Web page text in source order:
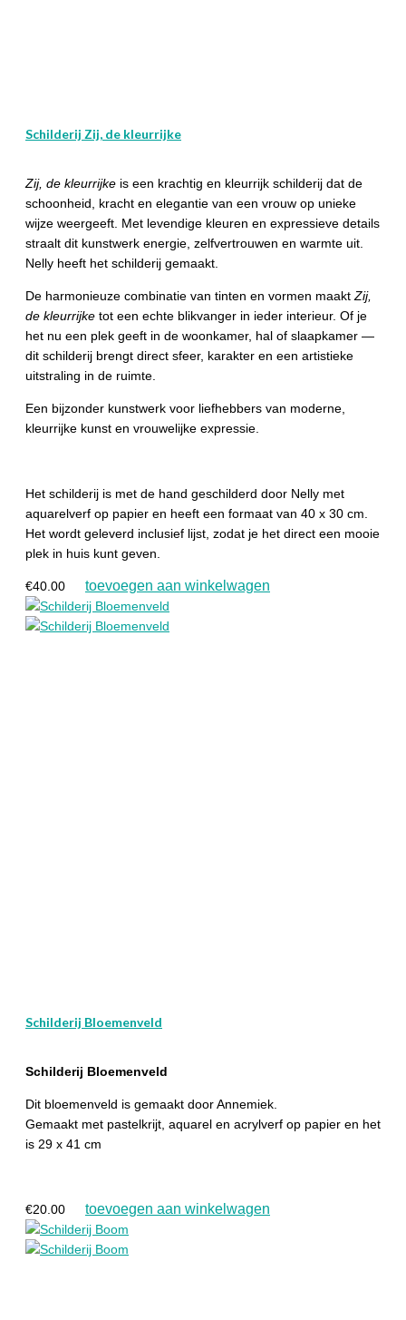
Schilderij Zij, de kleurrijke
Zij, de kleurrijke is een krachtig en kleurrijk schilderij dat de
schoonheid, kracht en elegantie van een vrouw op unieke
wijze weergeeft. Met levendige kleuren en expressieve details
straalt dit kunstwerk energie, zelfvertrouwen en warmte uit.
Nelly heeft het schilderij gemaakt.
De harmonieuze combinatie van tinten en vormen maaktZij,
de kleurrijke tot een echte blikvanger in ieder interieur. Of je
het nu een plek geeft in de woonkamer, hal of slaapkamer —
dit schilderij brengt direct sfeer, karakter en een artistieke
uitstraling in de ruimte.
Een bijzonder kunstwerk voor liefhebbers van moderne,
kleurrijke kunst en vrouwelijke expressie.
Het schilderij is met de hand geschilderd door Nelly met
aquarelverf op papier en heeft een formaat van 40 x 30 cm.
Het wordt geleverd inclusief lijst, zodat je het direct een mooie
plek in huis kunt geven.
€40.00 toevoegen aan winkelwagen
Schilderij Bloemenveld
Schilderij Bloemenveld
Dit bloemenveld is gemaakt door Annemiek.
Gemaakt met pastelkrijt, aquarel en acrylverf op papier en het
is 29 x 41 cm
€20.00 toevoegen aan winkelwagen